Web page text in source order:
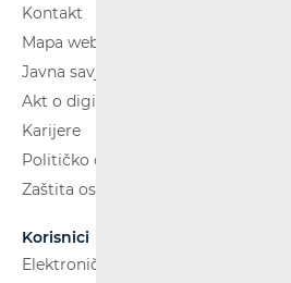
Kontakt
Mapa weba
Javna savjetovanja
Akt o digitalnim uslugama
Karijere
Političko oglašavanje
Zaštita osobnih podataka
Korisnici
Elektroničke komunikacije